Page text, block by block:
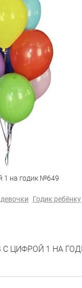
1 на годик №649
Годик ребёнку
ЦИФРОЙ 1 НА